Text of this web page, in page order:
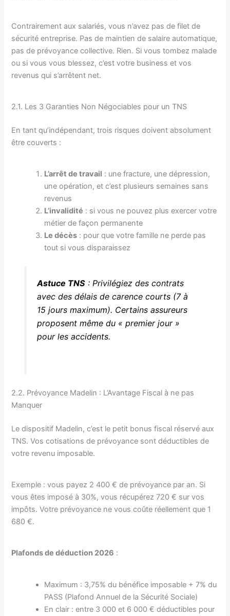
Contrairement aux salariés, vous n’avez pas de filet de
sécurité entreprise. Pas de maintien de salaire automatique,
pas de prévoyance collective. Rien. Si vous tombez malade
ou si vous vous blessez, c’est votre business et vos
revenus qui s’arrêtent net.
2.1. Les 3 Garanties Non Négociables pour un TNS
En tant qu’indépendant, trois risques doivent absolument
être couverts :
L’arrêt de travail : une fracture, une dépression,
une opération, et c’est plusieurs semaines sans
revenus
L’invalidité : si vous ne pouvez plus exercer votre
métier de façon permanente
Le décès : pour que votre famille ne perde pas
tout si vous disparaissez
Astuce TNS: Privilégiez des contrats
avec des délais de carence courts (7 à
15 jours maximum). Certains assureurs
proposent même du « premier jour »
pour les accidents.
2.2. Prévoyance Madelin : L’Avantage Fiscal à ne pas
Manquer
Le dispositif Madelin, c’est le petit bonus fiscal réservé aux
TNS. Vos cotisations de prévoyance sont déductibles de
votre revenu imposable.
Exemple : vous payez 2 400 € de prévoyance par an. Si
vous êtes imposé à 30%, vous récupérez 720 € sur vos
impôts. Votre prévoyance ne vous coûte réellement que 1
680 €.
Plafonds de déduction 2026 :
Maximum : 3,75% du bénéfice imposable + 7% du
PASS (Plafond Annuel de la Sécurité Sociale)
En clair : entre 3 000 et 6 000 € déductibles pour